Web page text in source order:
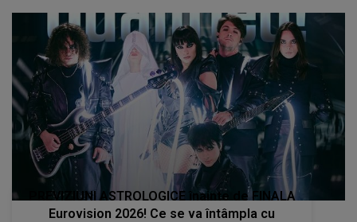
PREVIZIUNI ASTROLOGICE înainte de FINALA
Eurovision 2026! Ce se va întâmpla cu